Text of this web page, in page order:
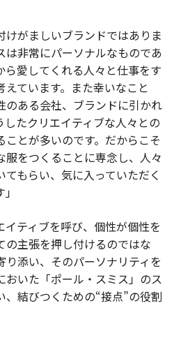
けがましいブランドではありま
は非常にパーソナルなものであ
ら愛してくれる人々と仕事をす
ています。また幸いなこと
のある会社、ブランドに引かれ
したクリエイティブな人々との
ことが多いのです。だからこそ
をつくることに専念し、人々
もらい、気に入っていただく
イティブを呼び、個性が個性を
主張を押し付けるのではな
り添い、そのパーソナリティを
おいた「ポール・スミス」のス
、結びつくための“接点”の役割